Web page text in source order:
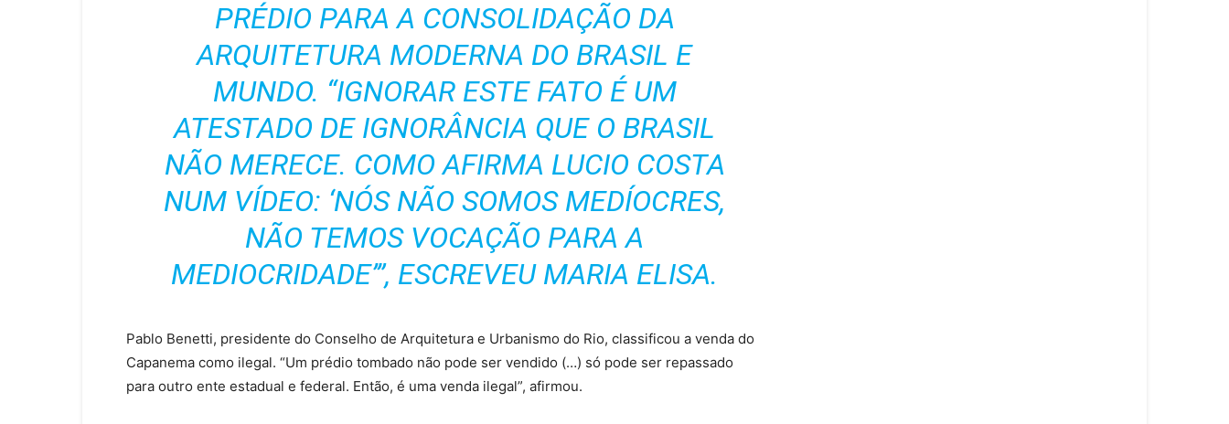
PRÉDIO PARA A CONSOLIDAÇÃO DA
ARQUITETURA MODERNA DO BRASIL E
MUNDO. “IGNORAR ESTE FATO É UM
ATESTADO DE IGNORÂNCIA QUE O BRASIL
NÃO MERECE. COMO AFIRMA LUCIO COSTA
NUM VÍDEO: ‘NÓS NÃO SOMOS MEDÍOCRES,
NÃO TEMOS VOCAÇÃO PARA A
MEDIOCRIDADE’”, ESCREVEU MARIA ELISA.
Pablo Benetti, presidente do Conselho de Arquitetura e Urbanismo do Rio, classificou a venda do
Capanema como ilegal. “Um prédio tombado não pode ser vendido (…) só pode ser repassado
para outro ente estadual e federal. Então, é uma venda ilegal”, afirmou.